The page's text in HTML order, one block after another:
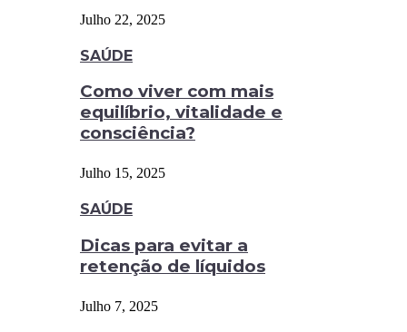
Julho 22, 2025
SAÚDE
Como viver com mais
equilíbrio, vitalidade e
consciência?
Julho 15, 2025
SAÚDE
Dicas para evitar a
retenção de líquidos
Julho 7, 2025